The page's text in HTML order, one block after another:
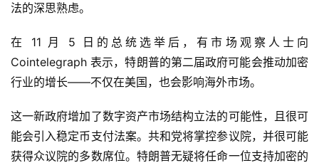
法的深思熟虑。
在 11 月 5 日的总统选举后，有市场观察人士向
Cointelegraph 表示，特朗普的第二届政府可能会推动加密
行业的增长——不仅在美国，也会影响海外市场。
这一新政府增加了数字资产市场结构立法的可能性，且很可
能会引入稳定币支付法案。共和党将掌控参议院，并很可能
获得众议院的多数席位。特朗普无疑将任命一位支持加密的